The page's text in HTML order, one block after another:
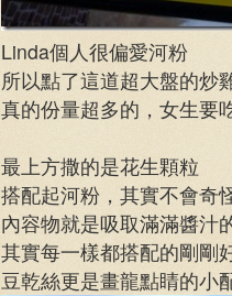
Linda個人很偏愛河粉
所以點了這道超大盤的炒
真的份量超多的，女生要
最上方撒的是花生顆粒
搭配起河粉，其實不會奇
內容物就是吸取滿滿醬汁
其實每一樣都搭配的剛剛
豆乾絲更是畫龍點睛的小